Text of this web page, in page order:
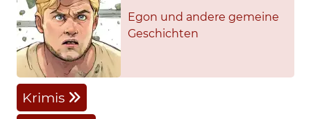
Egon und andere gemeine
Geschichten
Krimis